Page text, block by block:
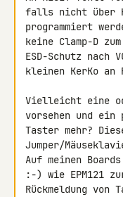
falls nicht über
programmiert
keine Clamp-D zum
ESD-Schutz nach
kleinen KerKo an
Vielleicht eine
vorsehen und ein
Taster mehr?
Jumper/
Auf meinen
:-) wie EPM121
Rückmeldung von